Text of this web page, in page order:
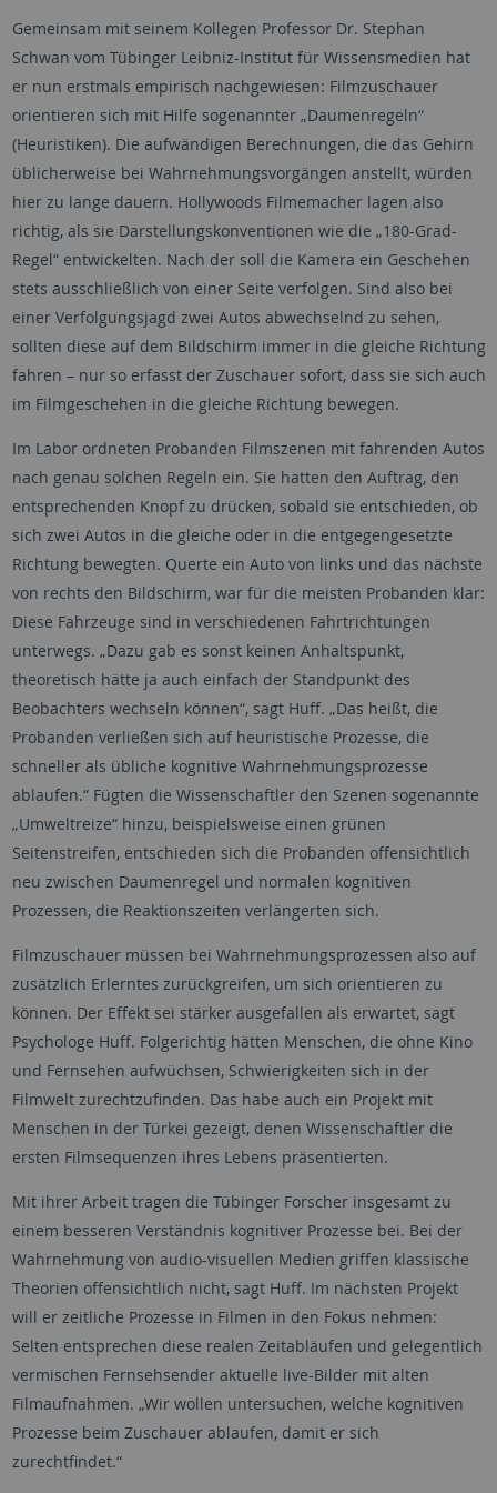
Gemeinsam mit seinem Kollegen Professor Dr. Stephan
Schwan vom Tübinger Leibniz-Institut für Wissensmedien hat
er nun erstmals empirisch nachgewiesen: Filmzuschauer
orientieren sich mit Hilfe sogenannter „Daumenregeln“
(Heuristiken). Die aufwändigen Berechnungen, die das Gehirn
üblicherweise bei Wahrnehmungsvorgängen anstellt, würden
hier zu lange dauern. Hollywoods Filmemacher lagen also
richtig, als sie Darstellungskonventionen wie die „180-Grad-
Regel“ entwickelten. Nach der soll die Kamera ein Geschehen
stets ausschließlich von einer Seite verfolgen. Sind also bei
einer Verfolgungsjagd zwei Autos abwechselnd zu sehen,
sollten diese auf dem Bildschirm immer in die gleiche Richtung
fahren – nur so erfasst der Zuschauer sofort, dass sie sich auch
im Filmgeschehen in die gleiche Richtung bewegen.
Im Labor ordneten Probanden Filmszenen mit fahrenden Autos
nach genau solchen Regeln ein. Sie hatten den Auftrag, den
entsprechenden Knopf zu drücken, sobald sie entschieden, ob
sich zwei Autos in die gleiche oder in die entgegengesetzte
Richtung bewegten. Querte ein Auto von links und das nächste
von rechts den Bildschirm, war für die meisten Probanden klar:
Diese Fahrzeuge sind in verschiedenen Fahrtrichtungen
unterwegs. „Dazu gab es sonst keinen Anhaltspunkt,
theoretisch hätte ja auch einfach der Standpunkt des
Beobachters wechseln können“, sagt Huff. „Das heißt, die
Probanden verließen sich auf heuristische Prozesse, die
schneller als übliche kognitive Wahrnehmungsprozesse
ablaufen.“ Fügten die Wissenschaftler den Szenen sogenannte
„Umweltreize“ hinzu, beispielsweise einen grünen
Seitenstreifen, entschieden sich die Probanden offensichtlich
neu zwischen Daumenregel und normalen kognitiven
Prozessen, die Reaktionszeiten verlängerten sich.
Filmzuschauer müssen bei Wahrnehmungsprozessen also auf
zusätzlich Erlerntes zurückgreifen, um sich orientieren zu
können. Der Effekt sei stärker ausgefallen als erwartet, sagt
Psychologe Huff. Folgerichtig hätten Menschen, die ohne Kino
und Fernsehen aufwüchsen, Schwierigkeiten sich in der
Filmwelt zurechtzufinden. Das habe auch ein Projekt mit
Menschen in der Türkei gezeigt, denen Wissenschaftler die
ersten Filmsequenzen ihres Lebens präsentierten.
Mit ihrer Arbeit tragen die Tübinger Forscher insgesamt zu
einem besseren Verständnis kognitiver Prozesse bei. Bei der
Wahrnehmung von audio-visuellen Medien griffen klassische
Theorien offensichtlich nicht, sagt Huff. Im nächsten Projekt
will er zeitliche Prozesse in Filmen in den Fokus nehmen:
Selten entsprechen diese realen Zeitabläufen und gelegentlich
vermischen Fernsehsender aktuelle live-Bilder mit alten
Filmaufnahmen. „Wir wollen untersuchen, welche kognitiven
Prozesse beim Zuschauer ablaufen, damit er sich
zurechtfindet.“